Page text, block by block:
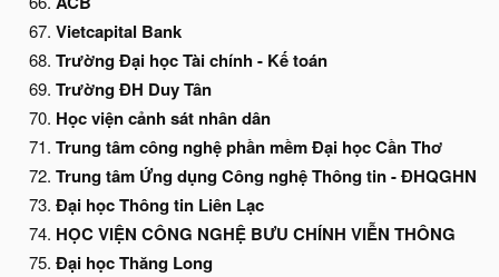
Vietcapital Bank
Trường Đại học Tài chính - Kế toán
Trường ĐH Duy Tân
Học viện cảnh sát nhân dân
Trung tâm công nghệ phần mềm Đại học Cần Thơ
Trung tâm Ứng dụng Công nghệ Thông tin - ĐHQGHN
Đại học Thông tin Liên Lạc
HỌC VIỆN CÔNG NGHỆ BƯU CHÍNH VIỄN THÔNG
Đại học Thăng Long